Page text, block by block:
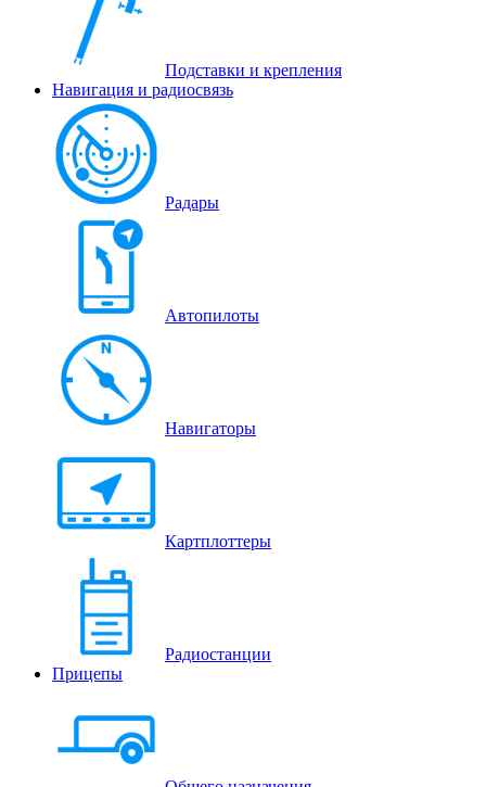
Подставки и крепления
Навигация и радиосвязь
Радары
Автопилоты
Навигаторы
Картплоттеры
Радиостанции
Прицепы